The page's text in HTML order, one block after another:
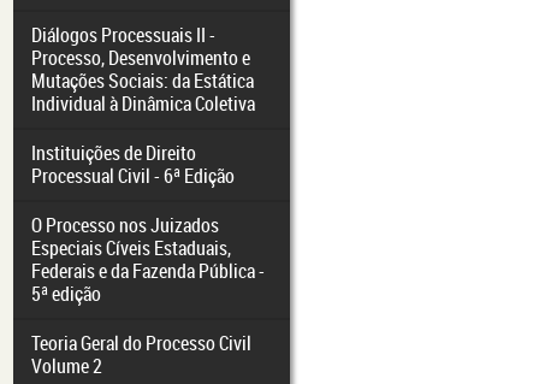
Diálogos Processuais II -
Processo, Desenvolvimento e
Mutações Sociais: da Estática
Individual à Dinâmica Coletiva
Instituições de Direito
Processual Civil - 6ª Edição
O Processo nos Juizados
Especiais Cíveis Estaduais,
Federais e da Fazenda Pública -
5ª edição
Teoria Geral do Processo Civil
Volume 2